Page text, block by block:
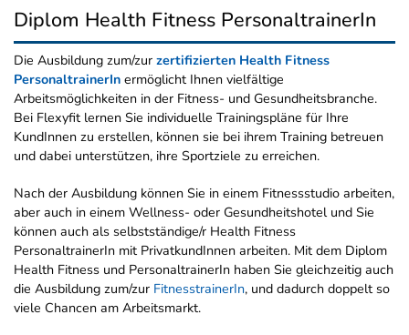
Diplom Health Fitness PersonaltrainerIn
Die Ausbildung zum/zur zertifizierten Health Fitness
PersonaltrainerIn ermöglicht Ihnen vielfältige
Arbeitsmöglichkeiten in der Fitness- und Gesundheitsbranche.
Bei Flexyfit lernen Sie individuelle Trainingspläne für Ihre
KundInnen zu erstellen, können sie bei ihrem Training betreuen
und dabei unterstützen, ihre Sportziele zu erreichen.
Nach der Ausbildung können Sie in einem Fitnessstudio arbeiten,
aber auch in einem Wellness- oder Gesundheitshotel und Sie
können auch als selbstständige/r Health Fitness
PersonaltrainerIn mit PrivatkundInnen arbeiten. Mit dem Diplom
Health Fitness und PersonaltrainerIn haben Sie gleichzeitig auch
die Ausbildung zum/zur FitnesstrainerIn, und dadurch doppelt so
viele Chancen am Arbeitsmarkt.